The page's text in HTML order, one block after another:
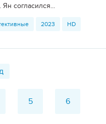
согласился...
2023 HD
5 6